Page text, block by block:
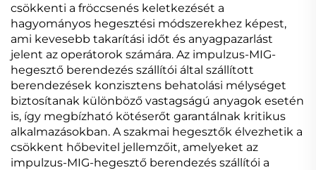
csökkenti a fröccsenés keletkezését a
hagyományos hegesztési módszerekhez képest,
ami kevesebb takarítási időt és anyagpazarlást
jelent az operátorok számára. Az impulzus-MIG-
hegesztő berendezés szállítói által szállított
berendezések konzisztens behatolási mélységet
biztosítanak különböző vastagságú anyagok esetén
is, így megbízható kötéserőt garantálnak kritikus
alkalmazásokban. A szakmai hegesztők élvezhetik a
csökkent hőbevitel jellemzőit, amelyeket az
impulzus-MIG-hegesztő berendezés szállítói a